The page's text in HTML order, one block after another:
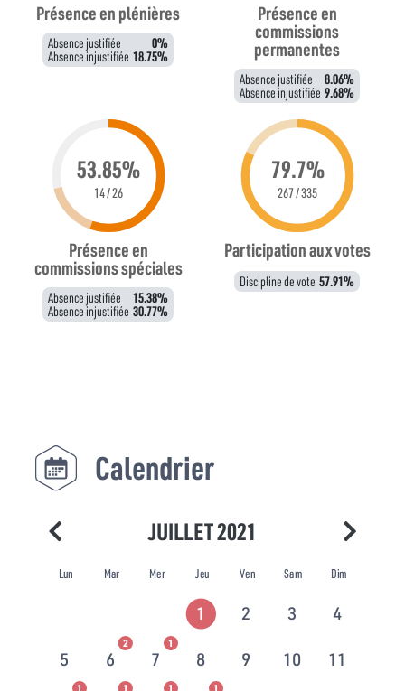
Présence en plénières
Absence justifiée 0%
Absence injustifiée 18.75%
Présence en
commissions
permanentes
Absence justifiée 8.06%
Absence injustifiée 9.68%
53.85%
14 / 26
Présence en
commissions spéciales
Absence justifiée 15.38%
Absence injustifiée 30.77%
79.7%
267 / 335
Participation aux votes
Discipline de vote 57.91%
Calendrier
JUILLET 2021
Lun Mar Mer Jeu Ven Sam Dim
1 2 3 4
5 6
2
7
1
8 9 10 11
1 1 1 1